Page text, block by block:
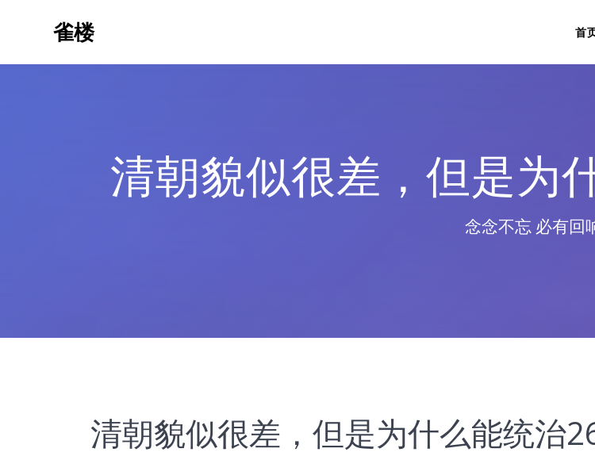
雀楼 首
清朝貌似很差，但是为
念念不忘 必有回
清朝貌似很差，但是为什么能统治